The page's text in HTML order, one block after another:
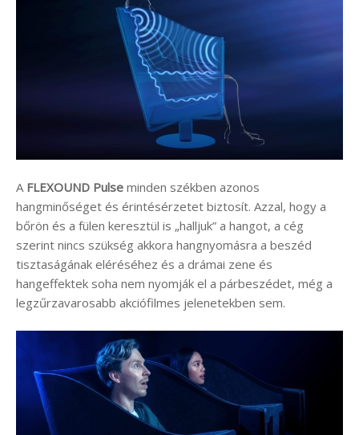
A FLEXOUND Pulse minden székben azonos
hangminőséget és érintésérzetet biztosít. Azzal, hogy a
bőrön és a fülen keresztül is „halljuk” a hangot, a cég
szerint nincs szükség akkora hangnyomásra a beszéd
tisztaságának eléréséhez és a drámai zene és
hangeffektek soha nem nyomják el a párbeszédet, még a
legzűrzavarosabb akciófilmes jelenetekben sem.